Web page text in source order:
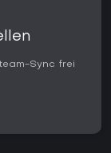
Sync frei